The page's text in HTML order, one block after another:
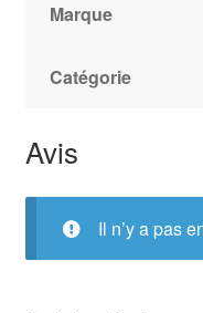
Marque
Catégorie
Avis
Il n’y a pas